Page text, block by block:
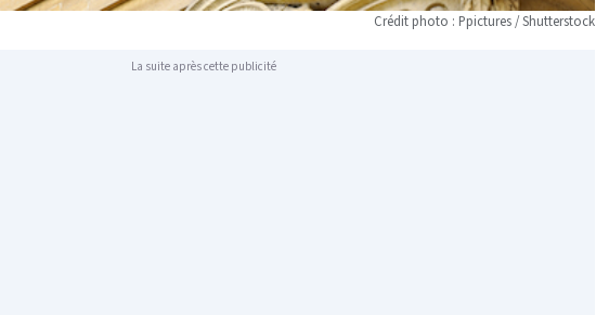
Crédit photo : Ppictures / Shutterstock
La suite après cette publicité